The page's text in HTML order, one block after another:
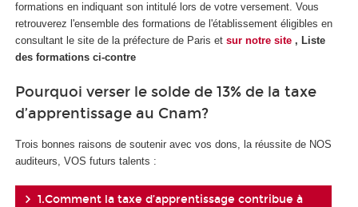
formations en indiquant son intitulé lors de votre versement. Vous
retrouverez l'ensemble des formations de l'établissement éligibles en
consultant le site de la préfecture de Paris et sur notre site , Liste
des formations ci-contre
Pourquoi verser le solde de 13% de la taxe
d’apprentissage au Cnam?
Trois bonnes raisons de soutenir avec vos dons, la réussite de NOS
auditeurs, VOS futurs talents :
1.Comment la taxe d’apprentissage contribue à